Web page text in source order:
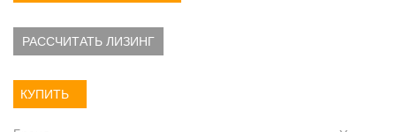
РАССЧИТАТЬ ЛИЗИНГ
КУПИТЬ